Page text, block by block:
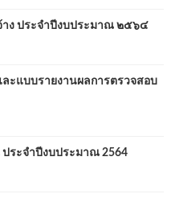
ง ประจำปีงบประมาณ ๒๕๖๔
ะแบบรายงานผลการตรวจสอบ
ระจำปีงบประมาณ 2564